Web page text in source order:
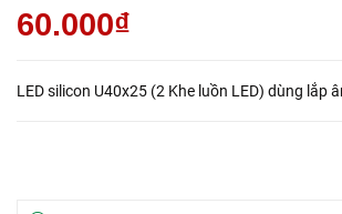
60.000₫
LED silicon U40x25 (2 Khe luồn LED) dùng lắp